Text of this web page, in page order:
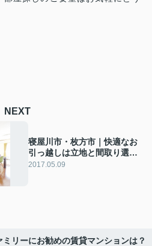
NEXT
寝屋川市・枚方市｜快適なお
引っ越しは立地と間取り選び
で決まる
2017.05.09
リーにお勧めの賃貸マンションは？